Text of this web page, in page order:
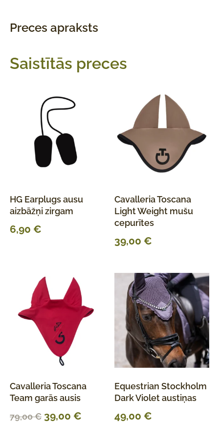
Preces apraksts
Saistītās preces
HG Earplugs ausu
aizbāžņi zirgam
6,90 €
Cavalleria Toscana
Light Weight mušu
cepurītes
39,00 €
Cavalleria Toscana
Team garās ausis
79,00€ 39,00 €
Equestrian Stockholm
Dark Violet austiņas
49,00 €